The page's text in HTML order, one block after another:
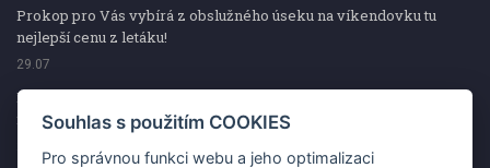
Prokop pro Vás vybírá z obslužného úseku na víkendovku tu
nejlepší cenu z letáku!
29.07
Prokop pro Vás vybírá z obslužného úseku na víkendovku tu
nejlepší cenu z letáku!
Souhlas s použitím COOKIES
Pro správnou funkci webu a jeho optimalizaci